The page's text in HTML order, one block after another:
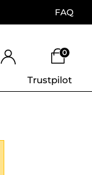
FAQ
0
Trustpilot